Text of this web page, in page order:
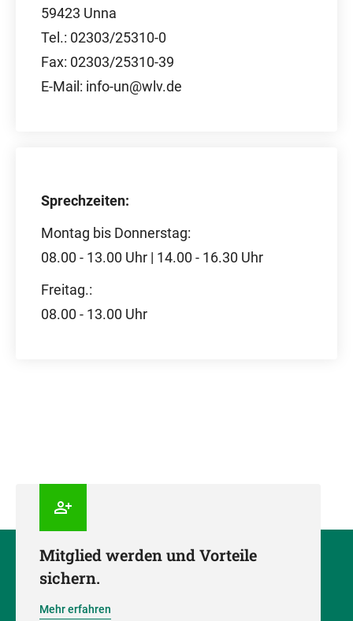
59423 Unna
Tel.: 02303/25310-0
Fax: 02303/25310-39
E-Mail: info-un@wlv.de
Sprechzeiten:
Montag bis Donnerstag:
08.00 - 13.00 Uhr | 14.00 - 16.30 Uhr
Freitag.:
08.00 - 13.00 Uhr
Mitglied werden und Vorteile
sichern.
Mehr erfahren